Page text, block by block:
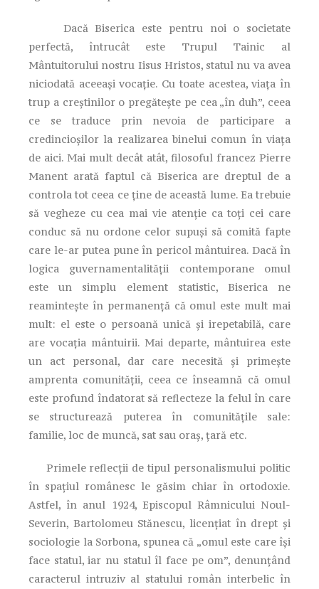
Dacă Biserica este pentru noi o societate
perfectă, întrucât este Trupul Tainic al
Mântuitorului nostru Iisus Hristos, statul nu va avea
niciodată aceeaşi vocaţie. Cu toate acestea, viaţa în
trup a creştinilor o pregăteşte pe cea „în duh”, ceea
ce se traduce prin nevoia de participare a
credincioşilor la realizarea binelui comun în viaţa
de aici. Mai mult decât atât, filosoful francez Pierre
Manent arată faptul că Biserica are dreptul de a
controla tot ceea ce ţine de această lume. Ea trebuie
să vegheze cu cea mai vie atenţie ca toţi cei care
conduc să nu ordone celor supuşi să comită fapte
care le-ar putea pune în pericol mântuirea. Dacă în
logica guvernamentalităţii contemporane omul
este un simplu element statistic, Biserica ne
reaminteşte în permanenţă că omul este mult mai
mult: el este o persoană unică şi irepetabilă, care
are vocaţia mântuirii. Mai departe, mântuirea este
un act personal, dar care necesită şi primeşte
amprenta comunităţii, ceea ce înseamnă că omul
este profund îndatorat să reflecteze la felul în care
se structurează puterea în comunităţile sale:
familie, loc de muncă, sat sau oraş, ţară etc.
Primele reflecţii de tipul personalismului politic
în spaţiul românesc le găsim chiar în ortodoxie.
Astfel, în anul 1924, Episcopul Râmnicului Noul-
Severin, Bartolomeu Stănescu, licenţiat în drept şi
sociologie la Sorbona, spunea că „omul este care îşi
face statul, iar nu statul îl face pe om”, denunţând
caracterul intruziv al statului român interbelic în